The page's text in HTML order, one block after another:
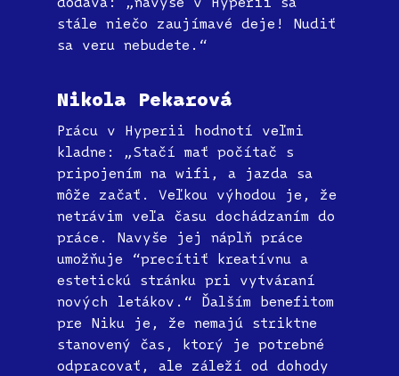
stále niečo zaujímavé deje! Nudiť
sa veru nebudete.“
Nikola Pekarová
Prácu v Hyperii hodnotí veľmi
kladne: „Stačí mať počítač s
pripojením na wifi, a jazda sa
môže začať. Veľkou výhodou je, že
netrávim veľa času dochádzaním do
práce. Navyše jej náplň práce
umožňuje “precítiť kreatívnu a
estetickú stránku pri vytváraní
nových letákov.“ Ďalším benefitom
pre Niku je, že nemajú striktne
stanovený čas, ktorý je potrebné
odpracovať, ale záleží od dohody